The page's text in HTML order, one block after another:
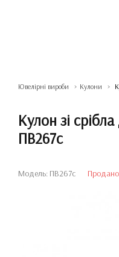
Ювелірні вироби Кулони
Кулон зі
ПВ267с
Модель: ПВ267с Продано